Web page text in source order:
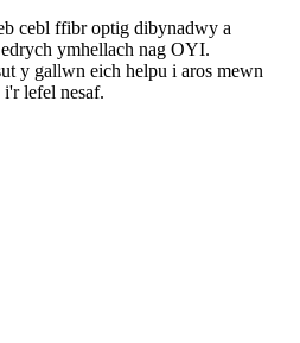
cebl ffibr optig dibynadwy a
ymhellach nag OYI.
y gallwn eich helpu i aros mewn
lefel nesaf.